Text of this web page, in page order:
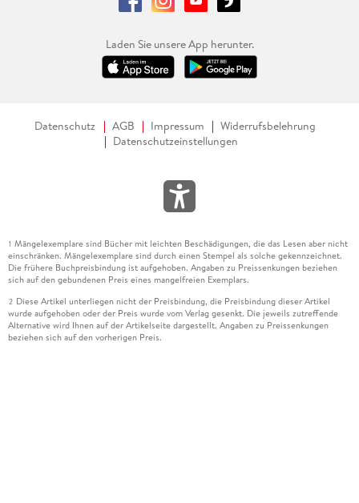
Laden Sie unsere App herunter.
Datenschutz AGB Impressum
Widerrufsbelehrung
Datenschutzeinstellungen
1 Mängelexemplare sind Bücher mit leichten Beschädigungen, die das Lesen aber nicht
einschränken. Mängelexemplare sind durch einen Stempel als solche gekennzeichnet.
Die frühere Buchpreisbindung ist aufgehoben. Angaben zu Preissenkungen beziehen
sich auf den gebundenen Preis eines mangelfreien Exemplars.
2 Diese Artikel unterliegen nicht der Preisbindung, die Preisbindung dieser Artikel
wurde aufgehoben oder der Preis wurde vom Verlag gesenkt. Die jeweils zutreffende
Alternative wird Ihnen auf der Artikelseite dargestellt. Angaben zu Preissenkungen
beziehen sich auf den vorherigen Preis.